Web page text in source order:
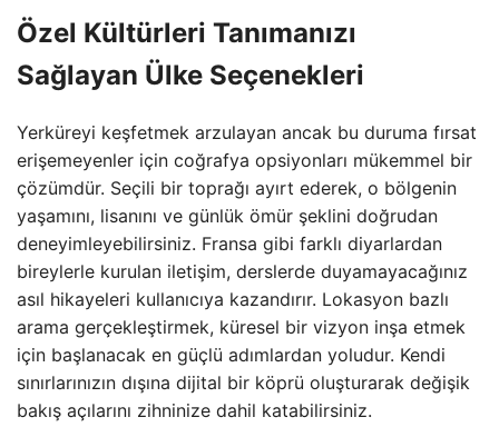
Özel Kültürleri Tanımanızı
Sağlayan Ülke Seçenekleri
Yerküreyi keşfetmek arzulayan ancak bu duruma fırsat
erişemeyenler için coğrafya opsiyonları mükemmel bir
çözümdür. Seçili bir toprağı ayırt ederek, o bölgenin
yaşamını, lisanını ve günlük ömür şeklini doğrudan
deneyimleyebilirsiniz. Fransa gibi farklı diyarlardan
bireylerle kurulan iletişim, derslerde duyamayacağınız
asıl hikayeleri kullanıcıya kazandırır. Lokasyon bazlı
arama gerçekleştirmek, küresel bir vizyon inşa etmek
için başlanacak en güçlü adımlardan yoludur. Kendi
sınırlarınızın dışına dijital bir köprü oluşturarak değişik
bakış açılarını zihninize dahil katabilirsiniz.